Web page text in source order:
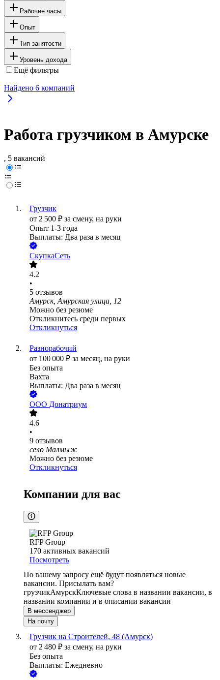
Рабочие часы
Опыт
Тип занятости
Уровень дохода
Ещё фильтры
Найдено 6 компаний
Работа грузчиком в Амурске
, 5 вакансий
Грузчик
от 2 500 ₽ за смену, на руки
Опыт 1-3 года
Выплаты: Два раза в месяц
СкупкаСеть
4.2
•
5 отзывов
Амурск, Амурская улица, 12
Можно без резюме
Откликнитесь среди первых
Откликнуться
Разнорабочий
от 100 000 ₽ за месяц, на руки
Без опыта
Вахта
Выплаты: Два раза в месяц
ООО Донатриум
4.6
•
9 отзывов
село Малмыж
Можно без резюме
Откликнуться
Компании для вас
RFP Group
170 активных вакансий
Посмотреть
По вашему запросу ещё будут появляться новые
вакансии. Присылать вам?
грузчикАмурскКлючевые слова в названии вакансии, в
названии компании и в описании вакансии
В мессенджер
На почту
Грузчик на Строителей, 48 (Амурск)
от 2 480 ₽ за смену, на руки
Без опыта
Выплаты: Ежедневно